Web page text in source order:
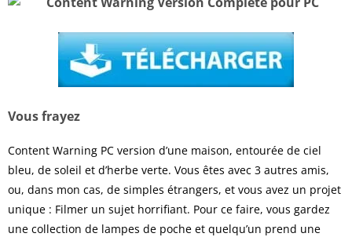
Vous frayez
Content Warning PC version d’une maison, entourée de ciel
bleu, de soleil et d’herbe verte. Vous êtes avec 3 autres amis,
ou, dans mon cas, de simples étrangers, et vous avez un projet
unique : Filmer un sujet horrifiant. Pour ce faire, vous gardez
une collection de lampes de poche et quelqu’un prend une